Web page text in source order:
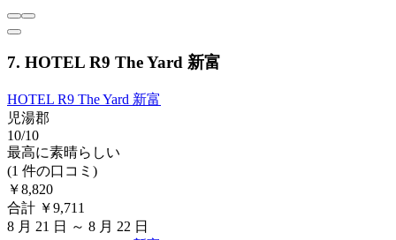
7. HOTEL R9 The Yard 新富
HOTEL R9 The Yard 新富
児湯郡
10/10
最高に素晴らしい
(1 件の口コミ)
￥8,820
合計 ￥9,711
8 月 21 日 ～ 8 月 22 日